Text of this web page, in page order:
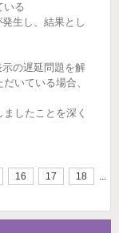
いる
生し、結果とし
の遅延問題を解
いている場合、
したことを深く
16 17 18
...